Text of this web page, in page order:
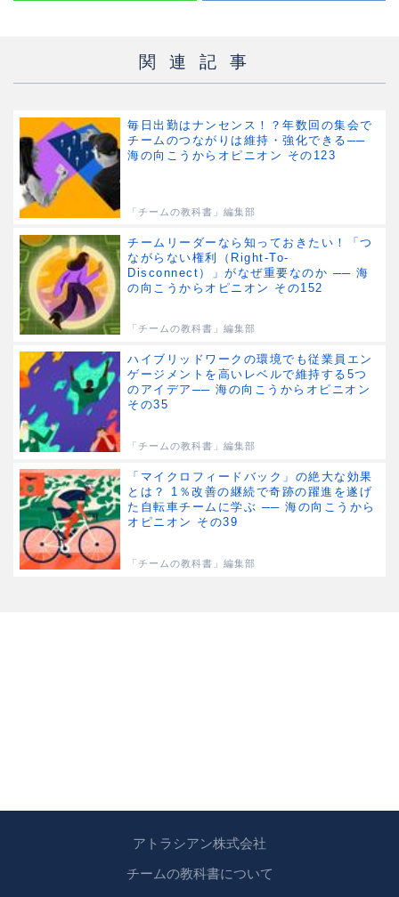
関連記事
毎日出勤はナンセンス！？年数回の集会で
チームのつながりは維持・強化できる──
海の向こうからオピニオン その123
「チームの教科書」編集部
チームリーダーなら知っておきたい！「つ
ながらない権利（Right-To-
Disconnect）」がなぜ重要なのか ── 海
の向こうからオピニオン その152
「チームの教科書」編集部
ハイブリッドワークの環境でも従業員エン
ゲージメントを高いレベルで維持する5つ
のアイデア── 海の向こうからオピニオン
その35
「チームの教科書」編集部
「マイクロフィードバック」の絶大な効果
とは？ 1％改善の継続で奇跡の躍進を遂げ
た自転車チームに学ぶ ── 海の向こうから
オピニオン その39
「チームの教科書」編集部
アトラシアン株式会社
チームの教科書について